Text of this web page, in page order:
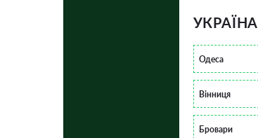
УКРАЇНА
Одеса
Вінниця
Бровари